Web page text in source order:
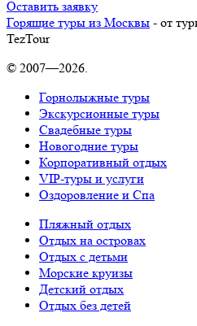
Оставить заявку
Горящие туры из Москвы - от
TezTour
© 2007—2026.
Горнолыжные туры
Экскурсионные туры
Свадебные туры
Новогодние туры
Корпоративный отдых
VIP-туры и услуги
Оздоровление и Спа
Пляжный отдых
Отдых на островах
Отдых с детьми
Морские круизы
Детский отдых
Отдых без детей